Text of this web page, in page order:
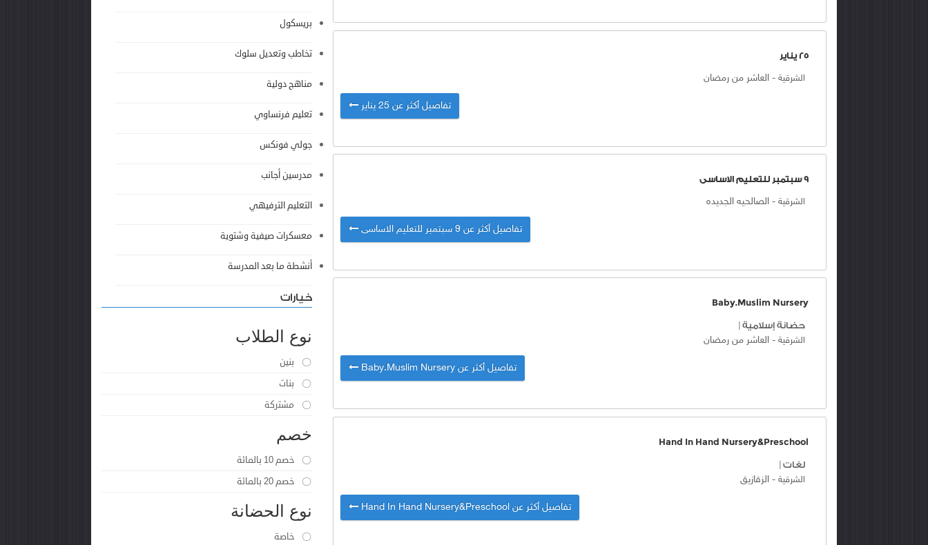
25 يناير
الشرقية - العاشر من رمضان
تفاصيل أكثر عن 25 يناير
9 سبتمبر للتعليم الاساسى
الشرقية - الصالحيه الجديده
تفاصيل أكثر عن 9 سبتمبر للتعليم الاساسى
Baby.Muslim Nursery
حضانة إسلامية
الشرقية - العاشر من رمضان
تفاصيل أكثر عن Baby.Muslim Nursery
Hand In Hand Nursery&Preschool
لغات
الشرقية - الزقازيق
تفاصيل أكثر عن Hand In Hand Nursery&Preschool
بريسكول
تخاطب وتعديل سلوك
مناهج دولية
تعليم فرنساوي
جولي فونكس
مدرسين أجانب
التعليم الترفيهي
معسكرات صيفية وشتوية
أنشطة ما بعد المدرسة
خيارات
نوع الطلاب
بنين
بنات
مشتركة
خصم
خصم 10 بالمائة
خصم 20 بالمائة
نوع الحضانة
خاصة